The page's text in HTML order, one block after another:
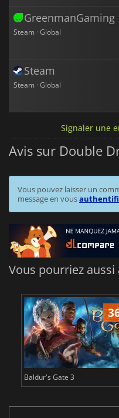
GreenmanGaming
Steam · Global
Steam
Steam · Global
Signaler une
Avis sur Double
Vous pouvez laisser un
message en vous
Vous pourriez
Baldur's Gate 3